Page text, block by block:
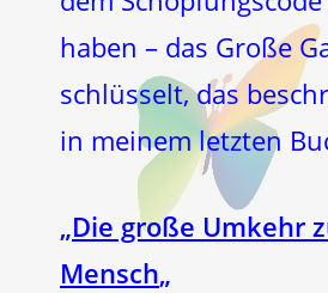
haben – das Große
schlüsselt, das
in meinem letzten
„Die große Umkehr
Mensch„